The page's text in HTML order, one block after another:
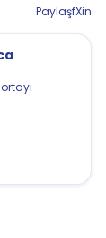
PaylaşfXin